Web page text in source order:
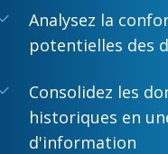
Analysez la
potentielles des
Consolidez les
historiques en
d'information